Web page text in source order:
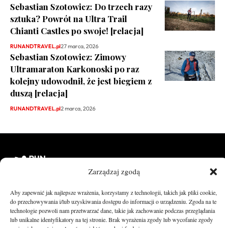
Zarządzaj zgodą
Aby zapewnić jak najlepsze wrażenia, korzystamy z technologii, takich jak pliki cookie,
do przechowywania i/lub uzyskiwania dostępu do informacji o urządzeniu. Zgoda na te
technologie pozwoli nam przetwarzać dane, takie jak zachowanie podczas przeglądania
lub unikalne identyfikatory na tej stronie. Brak wyrażenia zgody lub wycofanie zgody
Sebastian Szotowicz: Do trzech razy
sztuka? Powrót na Ultra Trail
Chianti Castles po swoje! [relacja]
RUNANDTRAVEL.pl27 marca, 2026
Sebastian Szotowicz: Zimowy
Ultramaraton Karkonoski po raz
kolejny udowodnił, że jest biegiem z
duszą [relacja]
RUNANDTRAVEL.pl2 marca, 2026
runandtravel.pl - wszelkie prawa zastrzeżone
News
Asfalt
O nas
Zostań Patronem